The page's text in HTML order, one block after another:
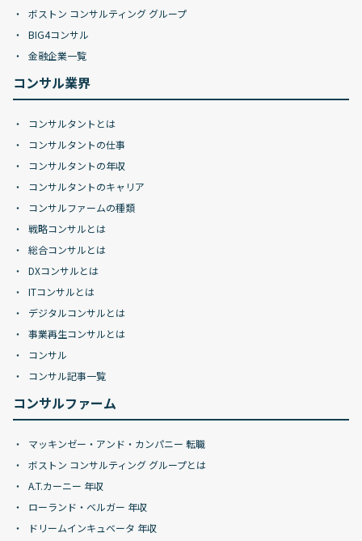
ボストン コンサルティング グループ
BIG4コンサル
金融企業一覧
コンサル業界
コンサルタントとは
コンサルタントの仕事
コンサルタントの年収
コンサルタントのキャリア
コンサルファームの種類
戦略コンサルとは
総合コンサルとは
DXコンサルとは
ITコンサルとは
デジタルコンサルとは
事業再生コンサルとは
コンサル
コンサル記事一覧
コンサルファーム
マッキンゼー・アンド・カンパニー 転職
ボストン コンサルティング グループとは
A.T.カーニー 年収
ローランド・ベルガー 年収
ドリームインキュベータ 年収